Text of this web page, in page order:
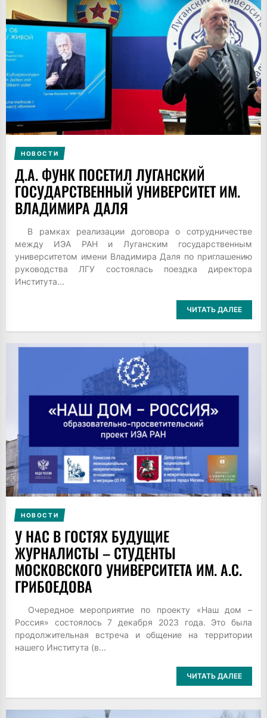
НОВОСТИ
Д.А. ФУНК ПОСЕТИЛ ЛУГАНСКИЙ
ГОСУДАРСТВЕННЫЙ УНИВЕРСИТЕТ ИМ.
ВЛАДИМИРА ДАЛЯ
В рамках реализации договора о сотрудничестве
между ИЭА РАН и Луганским государственным
университетом имени Владимира Даля по приглашению
руководства ЛГУ состоялась поездка директора
Института...
ЧИТАТЬ ДАЛЕЕ
НОВОСТИ
У НАС В ГОСТЯХ БУДУЩИЕ
ЖУРНАЛИСТЫ – СТУДЕНТЫ
МОСКОВСКОГО УНИВЕРСИТЕТА ИМ. А.С.
ГРИБОЕДОВА
Очередное мероприятие по проекту «Наш дом –
Россия» состоялось 7 декабря 2023 года. Это была
продолжительная встреча и общение на территории
нашего Института (в...
ЧИТАТЬ ДАЛЕЕ